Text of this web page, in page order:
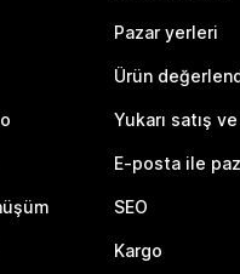
Pazar yerleri
Ürün
Yukarı satış
E-posta ile
SEO
Kargo